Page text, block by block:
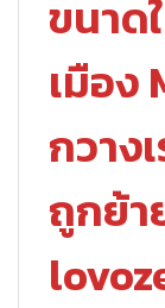
ขนาด
เมือง
กวาง
ถูกย้า